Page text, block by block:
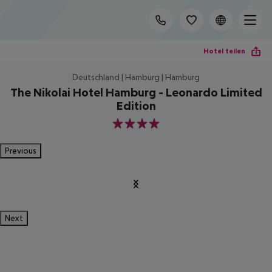
Hotel teilen
Deutschland | Hamburg | Hamburg
The Nikolai Hotel Hamburg - Leonardo Limited
Edition
4
Previous
Next